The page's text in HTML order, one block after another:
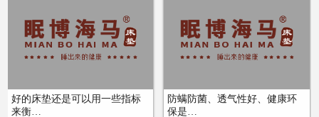
好的床垫还是可以用一些指标
来衡…
防螨防菌、透气性好、健康环
保是…